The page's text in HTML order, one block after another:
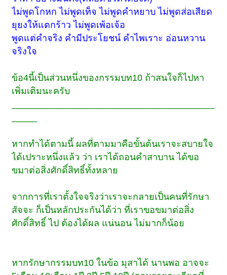
ไม่พูดโกหก ไม่พูดเท็จ ไม่พูดคำหยาบ ไม่พูดส่อเสียด
ยุยงให้แตกร้าว ไม่พูดเพ้อเจ้อ
พูดแต่คำจริง คำมีประโยชน์ คำไพเราะ อ่อนหวาน
จริงใจ
ข้อ4นี้เป็นส่วนหนึ่งของกรรมบท10 ถ้าสนใจก็ไปหา
เพิ่มเติมนะครับ
หากทำได้ตามนี้ ผลที่ตามมาคือขั้นต้นเราจะสบายใจ
ได้เปราะหนึ่งแล้ว ว่า เราได้ถอนคำสาบาน ได้ขอ
ขมาต่อสิ่งศักดิ์สิทธิ์ทั้งหลาย
จากการที่เราตั้งใจจริงว่าเราจะกลายเป็นคนที่รักษา
สัจจะ ก็เป็นหลักประกันได้ว่า ที่เราขอขมาต่อสิ่ง
ศักดิ์สิทธิ์ ไป ต้องได้ผล แน่นอน ไม่มากก็น้อย
หากรักษากรรมบท10 ในข้อ มุสาได้ นานพอ อาจจะ